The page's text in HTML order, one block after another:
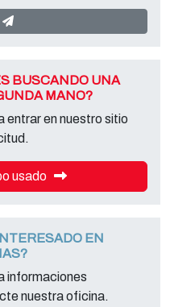
Controller de datos para
para obtener la información
BUSCANDO UNA
MANO?
entrar en nuestro sitio
usado
EN
informaciones
nuestra oficina.